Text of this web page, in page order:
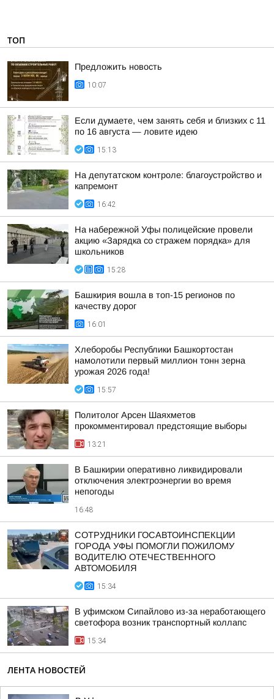
ТОП
Предложить новость
10:07
Если думаете, чем занять себя и близких с 11
по 16 августа — ловите идею
15:13
На депутатском контроле: благоустройство и
капремонт
16:42
На набережной Уфы полицейские провели
акцию «Зарядка со стражем порядка» для
школьников
15:28
Башкирия вошла в топ-15 регионов по
качеству дорог
16:01
Хлеборобы Республики Башкортостан
намолотили первый миллион тонн зерна
урожая 2026 года!
15:57
Политолог Арсен Шаяхметов
прокомментировал предстоящие выборы
13:21
В Башкирии оперативно ликвидировали
отключения электроэнергии во время
непогоды
16:48
СОТРУДНИКИ ГОСАВТОИНСПЕКЦИИ
ГОРОДА УФЫ ПОМОГЛИ ПОЖИЛОМУ
ВОДИТЕЛЮ ОТЕЧЕСТВЕННОГО
АВТОМОБИЛЯ
15:34
В уфимском Сипайлово из-за неработающего
светофора возник транспортный коллапс
15:34
ЛЕНТА НОВОСТЕЙ